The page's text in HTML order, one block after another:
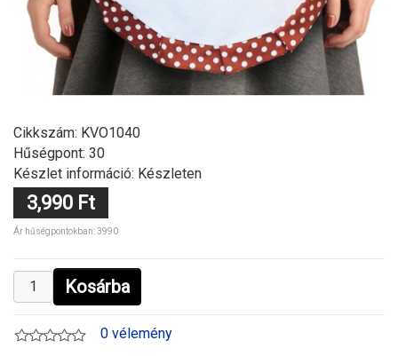
Cikkszám: KVO1040
Hűségpont: 30
Készlet információ: Készleten
3,990 Ft
Ár hűségpontokban: 3990
Kosárba
0 vélemény